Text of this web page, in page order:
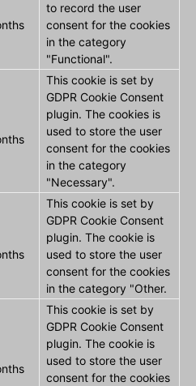
to record the user
consent for the cookies
in the category
"Functional".
This cookie is set by
GDPR Cookie Consent
plugin. The cookies is
used to store the user
consent for the cookies
in the category
"Necessary".
This cookie is set by
GDPR Cookie Consent
plugin. The cookie is
used to store the user
consent for the cookies
in the category "Other.
This cookie is set by
GDPR Cookie Consent
plugin. The cookie is
used to store the user
consent for the cookies